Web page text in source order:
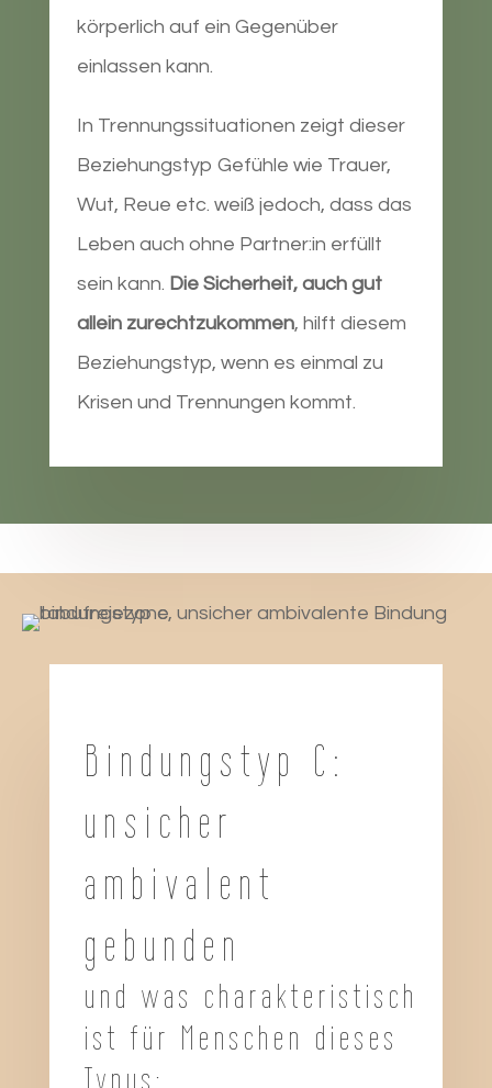
körperlich auf ein Gegenüber
einlassen kann.
In Trennungssituationen zeigt dieser
Beziehungstyp Gefühle wie Trauer,
Wut, Reue etc. weiß jedoch, dass das
Leben auch ohne Partner:in erfüllt
sein kann. Die Sicherheit, auch gut
allein zurechtzukommen, hilft diesem
Beziehungstyp, wenn es einmal zu
Krisen und Trennungen kommt.
Bindungstyp C:
unsicher
ambivalent
gebunden
und was charakteristisch
ist für Menschen dieses
Typus: